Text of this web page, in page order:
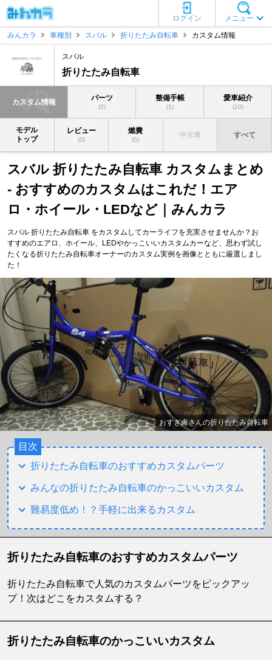
メニュー
ログイン
みんカラ
車種別 スバル 折りたたみ自転車 カスタム情報
スバル
折りたたみ自転車
カスタム情報 パーツ
(2)
整備手帳
(1)
愛車紹介
(10)
モデル
トップ
レビュー
(0)
燃費
(0)
中古車 すべて
スバル 折りたたみ自転車 カスタムまとめ
- おすすめのカスタムはこれだ！エア
ロ・ホイール・LEDなど｜みんカラ
スバル 折りたたみ自転車 をカスタムしてカーライフを充実させませんか？お
すすめのエアロ、ホイール、LEDやかっこいいカスタムカーなど、思わず試し
たくなる折りたたみ自転車オーナーのカスタム実例を画像とともに厳選しまし
た！
おすぎ鹵さんの折りたたみ自転車
目次
折りたたみ自転車のおすすめカスタムパーツ
みんなの折りたたみ自転車のかっこいいカスタム
難易度低め！？手軽に出来るカスタム
折りたたみ自転車のおすすめカスタムパーツ
折りたたみ自転車で人気のカスタムパーツをピックアッ
プ！次はどこをカスタムする？
折りたたみ自転車のかっこいいカスタム